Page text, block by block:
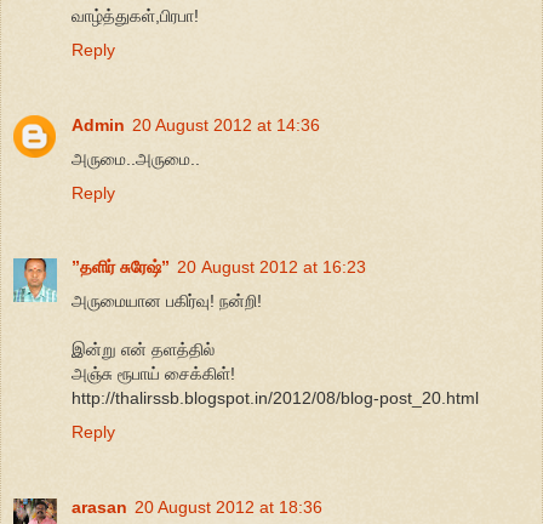
வாழ்த்துகள்,பிரபா!
Reply
Admin 20 August 2012 at 14:36
அருமை..அருமை..
Reply
”தளிர் சுரேஷ்” 20 August 2012 at 16:23
அருமையான பகிர்வு! நன்றி!
இன்று என் தளத்தில்
அஞ்சு ரூபாய் சைக்கிள்!
http://thalirssb.blogspot.in/2012/08/blog-post_20.html
Reply
arasan 20 August 2012 at 18:36